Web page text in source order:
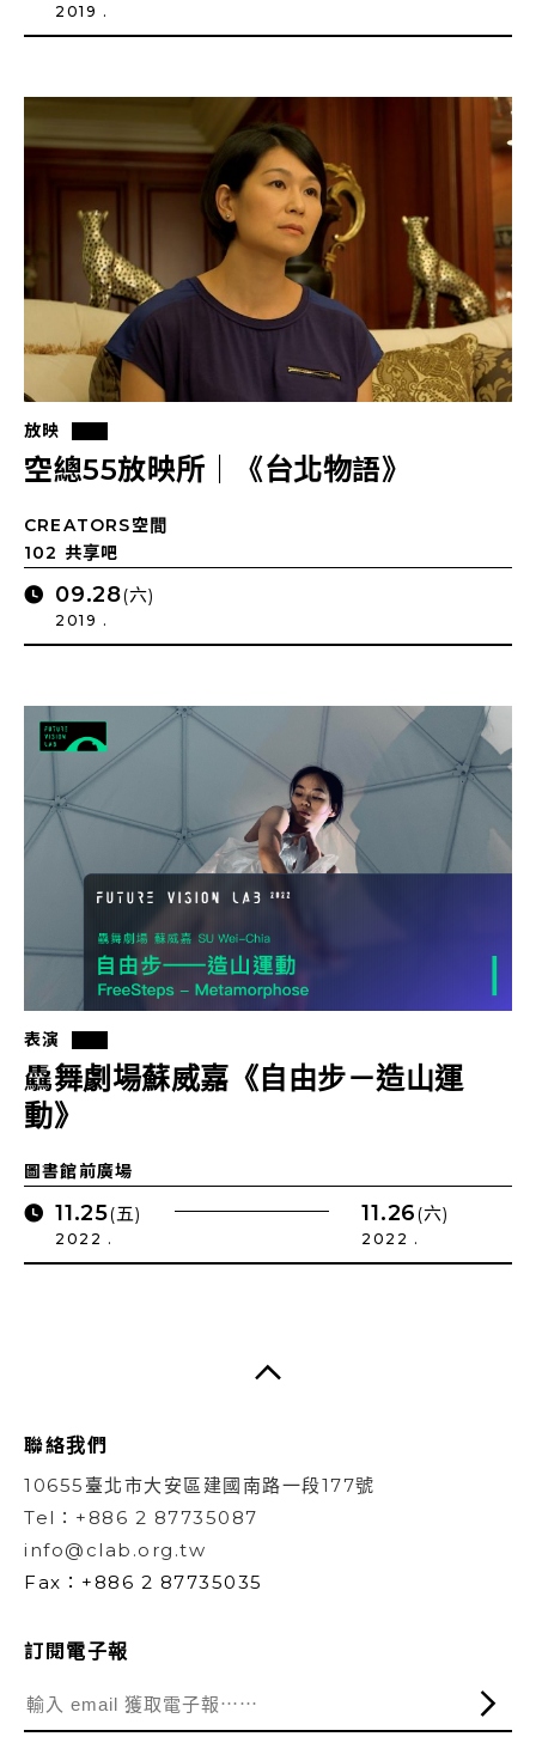
2019 .
放映
空總55放映所｜《台北物語》
CREATORS空間
102 共享吧
09.28(六)
2019 .
表演
驫舞劇場蘇威嘉《自由步－造山運
動》
圖書館前廣場
11.25(五)
2022 .
11.26(六)
2022 .
聯絡我們
10655臺北市大安區建國南路一段177號
Tel：+886 2 87735087
info@clab.org.tw
Fax：+886 2 87735035
訂閱電子報